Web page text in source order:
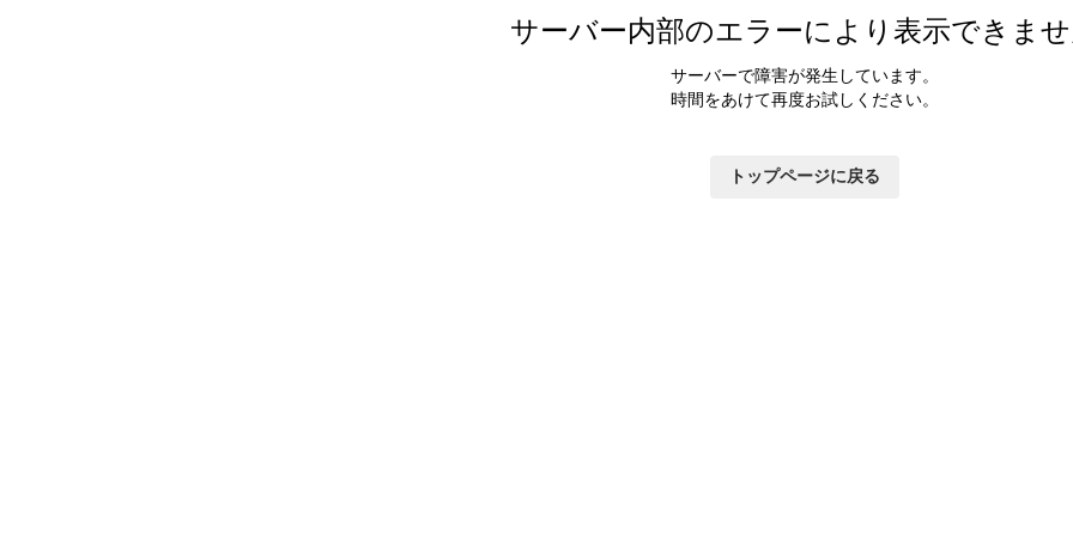
サーバー内部のエラーにより表示できま
サーバーで障害が発生しています。
時間をあけて再度お試しください。
トップページに戻る